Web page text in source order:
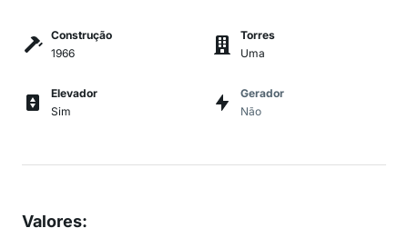
Construção
1966
Torres
Uma
Elevador
Sim
Gerador
Não
Valores: